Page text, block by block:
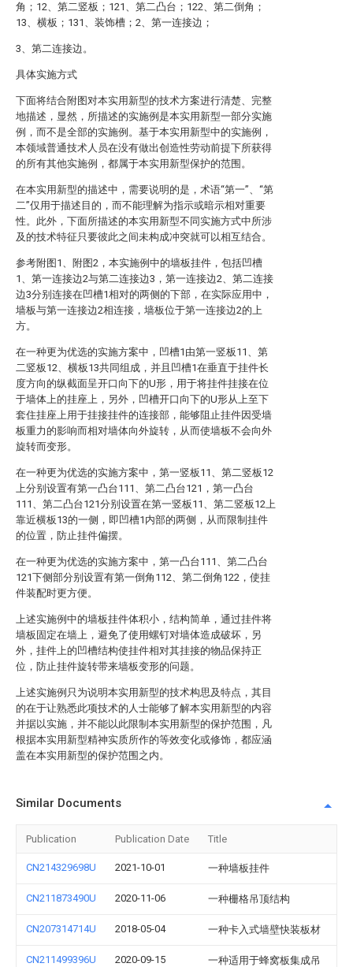
角；12、第二竖板；121、第二凸台；122、第二倒角；
13、横板；131、装饰槽；2、第一连接边；
3、第二连接边。
具体实施方式
下面将结合附图对本实用新型的技术方案进行清楚、完整
地描述，显然，所描述的实施例是本实用新型一部分实施
例，而不是全部的实施例。基于本实用新型中的实施例，
本领域普通技术人员在没有做出创造性劳动前提下所获得
的所有其他实施例，都属于本实用新型保护的范围。
在本实用新型的描述中，需要说明的是，术语“第一”、“第
二”仅用于描述目的，而不能理解为指示或暗示相对重要
性。此外，下面所描述的本实用新型不同实施方式中所涉
及的技术特征只要彼此之间未构成冲突就可以相互结合。
参考附图1、附图2，本实施例中的墙板挂件，包括凹槽
1、第一连接边2与第二连接边3，第一连接边2、第二连接
边3分别连接在凹槽1相对的两侧的下部，在实际应用中，
墙板与第一连接边2相连接，墙板位于第一连接边2的上
方。
在一种更为优选的实施方案中，凹槽1由第一竖板11、第
二竖板12、横板13共同组成，并且凹槽1在垂直于挂件长
度方向的纵截面呈开口向下的U形，用于将挂件挂接在位
于墙体上的挂座上，另外，凹槽开口向下的U形从上至下
套住挂座上用于挂接挂件的连接部，能够阻止挂件因受墙
板重力的影响而相对墙体向外旋转，从而使墙板不会向外
旋转而变形。
在一种更为优选的实施方案中，第一竖板11、第二竖板12
上分别设置有第一凸台111、第二凸台121，第一凸台
111、第二凸台121分别设置在第一竖板11、第二竖板12上
靠近横板13的一侧，即凹槽1内部的两侧，从而限制挂件
的位置，防止挂件偏摆。
在一种更为优选的实施方案中，第一凸台111、第二凸台
121下侧部分别设置有第一倒角112、第二倒角122，使挂
件装配时更方便。
上述实施例中的墙板挂件体积小，结构简单，通过挂件将
墙板固定在墙上，避免了使用螺钉对墙体造成破坏，另
外，挂件上的凹槽结构使挂件相对其挂接的物品保持正
位，防止挂件旋转带来墙板变形的问题。
上述实施例只为说明本实用新型的技术构思及特点，其目
的在于让熟悉此项技术的人士能够了解本实用新型的内容
并据以实施，并不能以此限制本实用新型的保护范围，凡
根据本实用新型精神实质所作的等效变化或修饰，都应涵
盖在本实用新型的保护范围之内。
Similar Documents
Publication Publication Date Title
CN214329698U 2021-10-01 一种墙板挂件
CN211873490U 2020-11-06 一种栅格吊顶结构
CN207314714U 2018-05-04 一种卡入式墙壁快装板材
CN211499396U 2020-09-15
一种适用于蜂窝板集成吊